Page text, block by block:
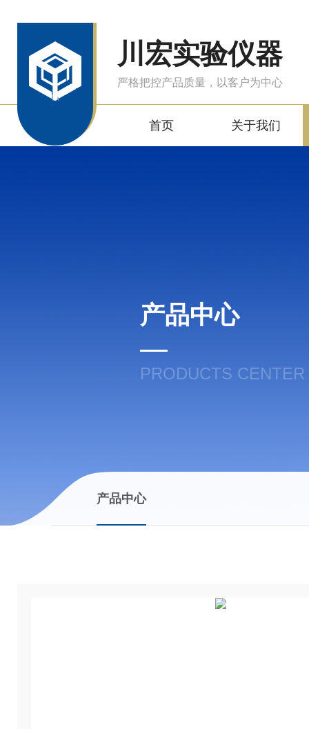
川宏实验仪器
严格把控产品质量，以客户为中心
首页 关于我们
产品中心
PRODUCTS CENTER
产品中心